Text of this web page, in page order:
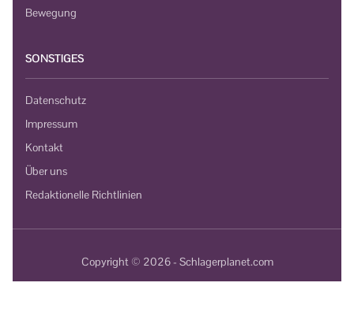
Bewegung
SONSTIGES
Datenschutz
Impressum
Kontakt
Über uns
Redaktionelle Richtlinien
Copyright © 2026 - Schlagerplanet.com